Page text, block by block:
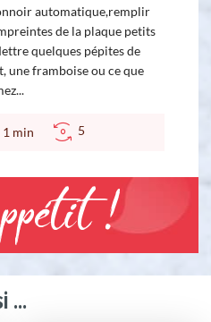
automatique,remplir
de la plaque petits
quelques pépites de
une framboise ou ce que
1 min 5
!
...